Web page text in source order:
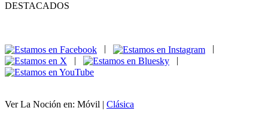
DESTACADOS
|
|
Ver La Noción en: Móvil | Clásica